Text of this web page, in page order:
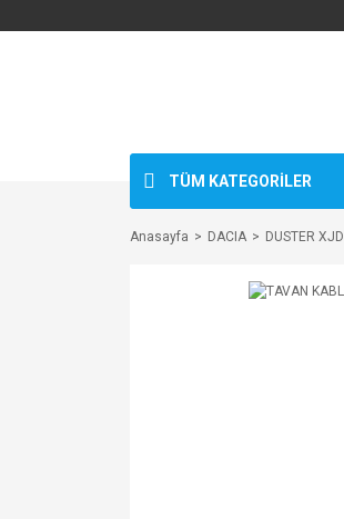
TÜM KATEGORİLER
Anasayfa DACIA DUSTER XJD